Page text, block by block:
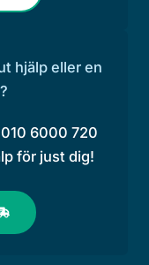
hjälp eller en
6000 720
för just dig!